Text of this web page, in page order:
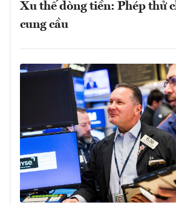
Xu thế dòng tiền: Phép thử
cung cầu